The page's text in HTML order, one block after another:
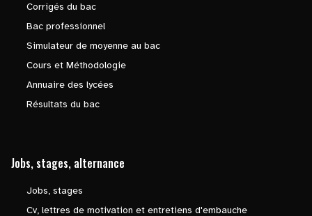
Corrigés du bac
Bac professionnel
Simulateur de moyenne au bac
Cours et Méthodologie
Annuaire des lycées
Résultats du bac
Jobs, stages, alternance
Jobs, stages
Cv, lettres de motivation et entretiens d'embauche